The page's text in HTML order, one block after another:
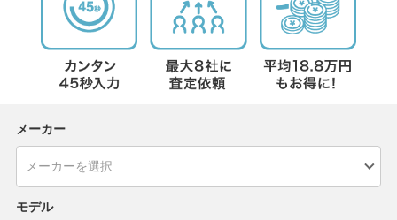
メーカー
モデル